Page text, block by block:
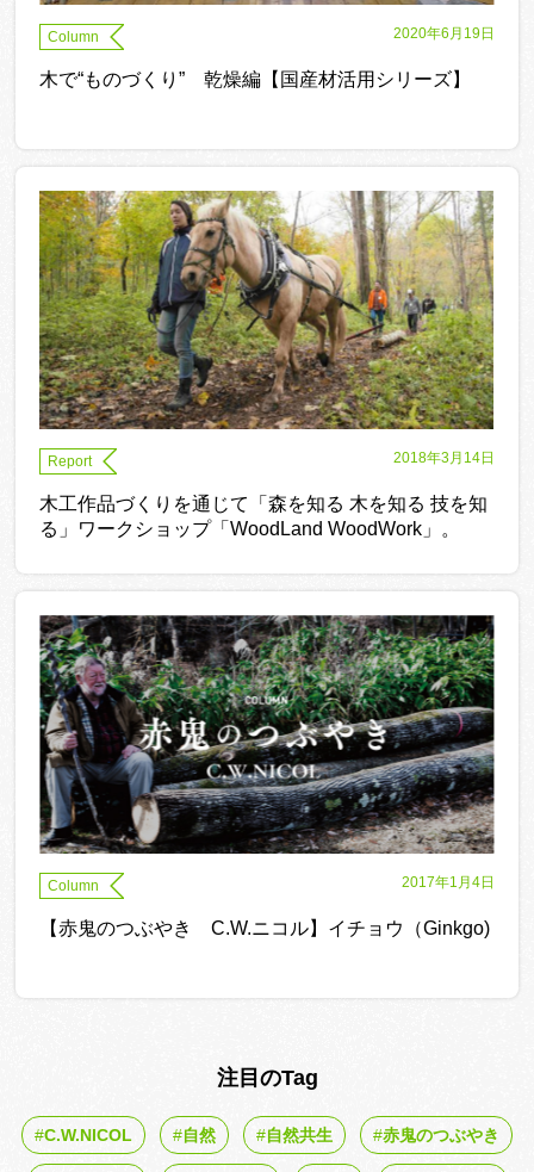
Column 2020年6月19日
木で“ものづくり” 乾燥編【国産材活用シリーズ】
Report 2018年3月14日
木工作品づくりを通じて「森を知る 木を知る 技を知
る」ワークショップ「WoodLand WoodWork」。
Column 2017年1月4日
【赤鬼のつぶやき C.W.ニコル】イチョウ（Ginkgo)
注目のTag
C.W.NICOL 自然 自然共生 赤鬼のつぶやき